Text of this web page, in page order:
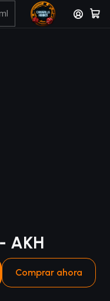
por Whatsapp
AKH
Comprar ahora